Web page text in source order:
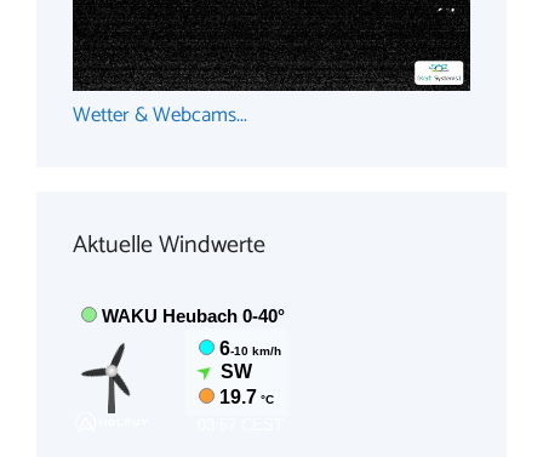
Wetter & Webcams...
Aktuelle Windwerte